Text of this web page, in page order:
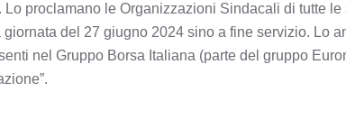
proclamano le Organizzazioni Sindacali di tutte
del 27 giugno 2024 sino a fine servizio. Lo
nel Gruppo Borsa Italiana (parte del gruppo